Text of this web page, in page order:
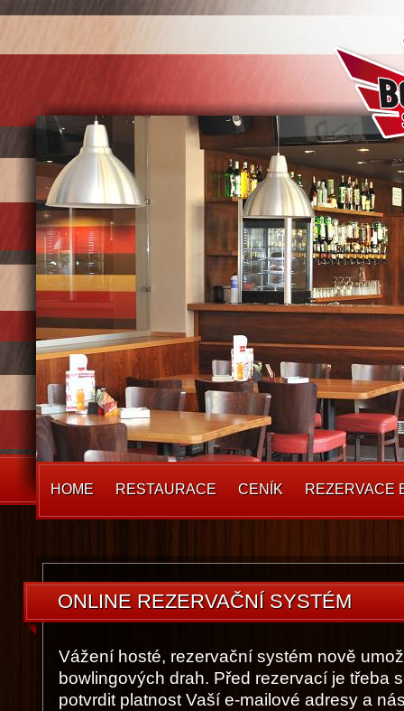
HOME RESTAURACE CENÍK REZERVACE
ONLINE REZERVAČNÍ SYSTÉM
Vážení hosté, rezervační systém nově
bowlingových drah. Před rezervací je třeba
potvrdit platnost Vaší e-mailové adresy a